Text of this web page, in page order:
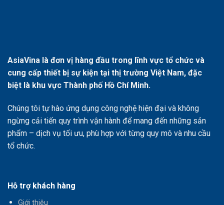
AsiaVina là đơn vị hàng đầu trong lĩnh vực tổ chức và
cung cấp thiết bị sự kiện tại thị trường Việt Nam, đặc
biệt là khu vực Thành phố Hồ Chí Minh.
Chúng tôi tự hào ứng dụng công nghệ hiện đại và không
ngừng cải tiến quy trình vận hành để mang đến những sản
phẩm – dịch vụ tối ưu, phù hợp với từng quy mô và nhu cầu
tổ chức.
Hỗ trợ khách hàng
Giới thiệu